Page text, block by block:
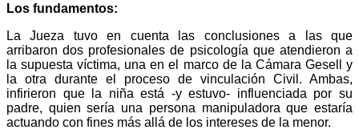
Los fundamentos:
La Jueza tuvo en cuenta las conclusiones a las que
arribaron dos profesionales de psicología que atendieron a
la supuesta víctima, una en el marco de la Cámara Gesell y
la otra durante el proceso de vinculación Civil. Ambas,
infirieron que la niña está -y estuvo- influenciada por su
padre, quien sería una persona manipuladora que estaría
actuando con fines más allá de los intereses de la menor.